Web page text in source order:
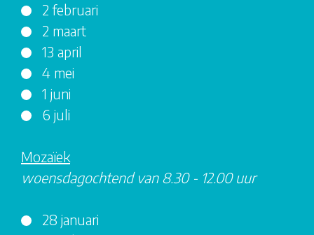
2 februari
2 maart
13 april
4 mei
1 juni
6 juli
Mozaïek
woensdagochtend van 8.30 - 12.00 uur
28 januari